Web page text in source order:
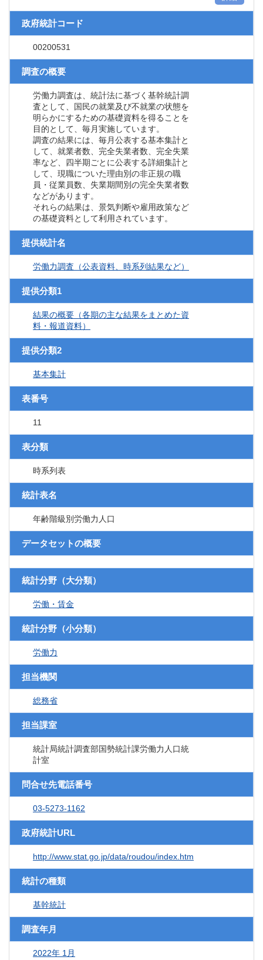
政府統計コード
00200531
調査の概要
労働力調査は、統計法に基づく基幹統計調
査として、国民の就業及び不就業の状態を
明らかにするための基礎資料を得ることを
目的として、毎月実施しています。
調査の結果には、毎月公表する基本集計と
して、就業者数、完全失業者数、完全失業
率など、四半期ごとに公表する詳細集計と
して、現職についた理由別の非正規の職
員・従業員数、失業期間別の完全失業者数
などがあります。
それらの結果は、景気判断や雇用政策など
の基礎資料として利用されています。
提供統計名
労働力調査（公表資料、時系列結果など）
提供分類1
結果の概要（各期の主な結果をまとめた資
料・報道資料）
提供分類2
基本集計
表番号
11
表分類
時系列表
統計表名
年齢階級別労働力人口
データセットの概要
統計分野（大分類）
労働・賃金
統計分野（小分類）
労働力
担当機関
総務省
担当課室
統計局統計調査部国勢統計課労働力人口統
計室
問合せ先電話番号
03-5273-1162
政府統計URL
http://www.stat.go.jp/data/roudou/index.htm
統計の種類
基幹統計
調査年月
2022年 1月